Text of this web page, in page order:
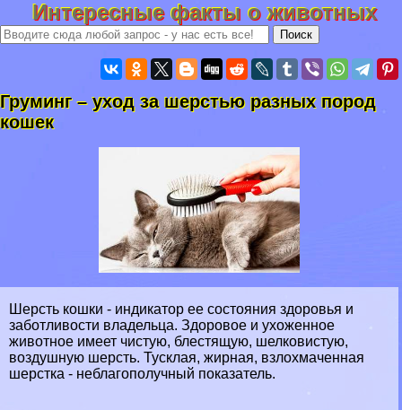
Интересные факты о животных
Груминг – уход за шерстью разных пород
кошек
Шерсть кошки - индикатор ее состояния здоровья и
заботливости владельца. Здоровое и ухоженное
животное имеет чистую, блестящую, шелковистую,
воздушную шерсть. Тусклая, жирная, взлохмаченная
шерстка - нeблагополучный показатель.